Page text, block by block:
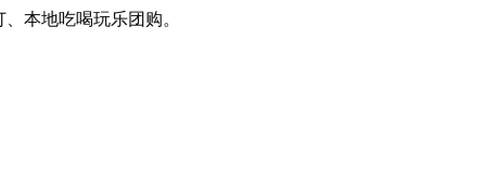
地吃喝玩乐团购。